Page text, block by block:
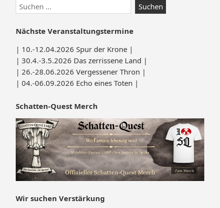
Nächste Veranstaltungstermine
| 10.-12.04.2026 Spur der Krone |
| 30.4.-3.5.2026 Das zerrissene Land |
| 26.-28.06.2026 Vergessener Thron |
| 04.-06.09.2026 Echo eines Toten |
Schatten-Quest Merch
Wir suchen Verstärkung